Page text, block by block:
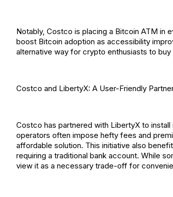
Notably, Costco is placing a Bitcoin ATM in
boost Bitcoin adoption as accessibility
alternative way for crypto enthusiasts to
Costco and LibertyX: A User-Friendly
Costco has partnered with LibertyX to
operators often impose hefty fees and
affordable solution. This initiative also
requiring a traditional bank account. While
view it as a necessary trade-off for